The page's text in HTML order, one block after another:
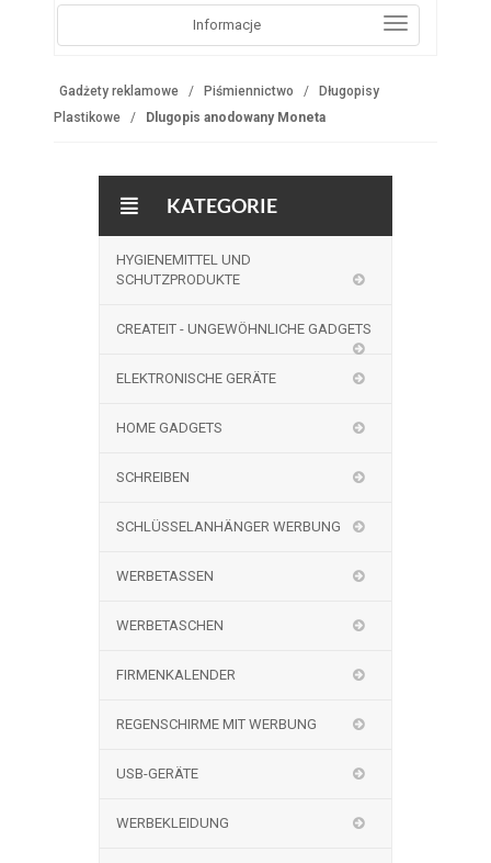
Informacje
Gadżety reklamowe Piśmiennictwo
Długopisy
Plastikowe
Dlugopis anodowany Moneta
KATEGORIE
HYGIENEMITTEL UND
SCHUTZPRODUKTE
CREATEIT - UNGEWÖHNLICHE GADGETS
ELEKTRONISCHE GERÄTE
HOME GADGETS
SCHREIBEN
SCHLÜSSELANHÄNGER WERBUNG
WERBETASSEN
WERBETASCHEN
FIRMENKALENDER
REGENSCHIRME MIT WERBUNG
USB-GERÄTE
WERBEKLEIDUNG